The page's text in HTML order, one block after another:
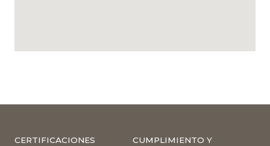
CERTIFICACIONES
CUMPLIMIENTO Y